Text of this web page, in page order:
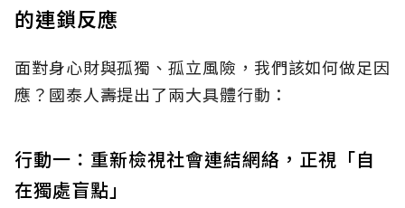
的連鎖反應
面對身心財與孤獨、孤立風險，我們該如何做足因
應？國泰人壽提出了兩大具體行動：
行動一：重新檢視社會連結網絡，正視「自
在獨處盲點」